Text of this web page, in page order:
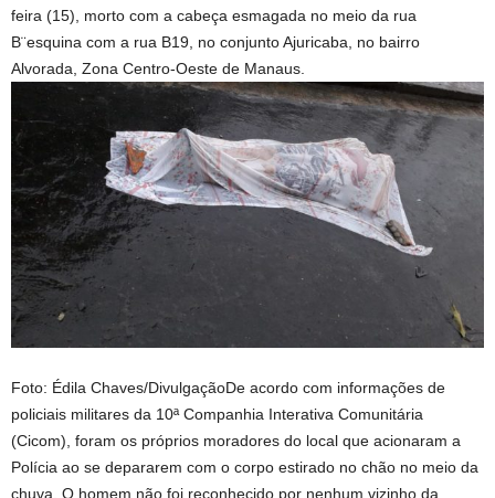
feira (15), morto com a cabeça esmagada no meio da rua
B¨esquina com a rua B19, no conjunto Ajuricaba, no bairro
Alvorada, Zona Centro-Oeste de Manaus.
Foto: Édila Chaves/DivulgaçãoDe acordo com informações de
policiais militares da 10ª Companhia Interativa Comunitária
(Cicom), foram os próprios moradores do local que acionaram a
Polícia ao se depararem com o corpo estirado no chão no meio da
chuva. O homem não foi reconhecido por nenhum vizinho da